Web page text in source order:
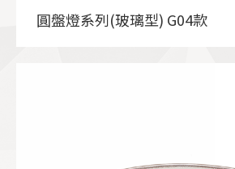
圓盤燈系列(玻璃型) G04款